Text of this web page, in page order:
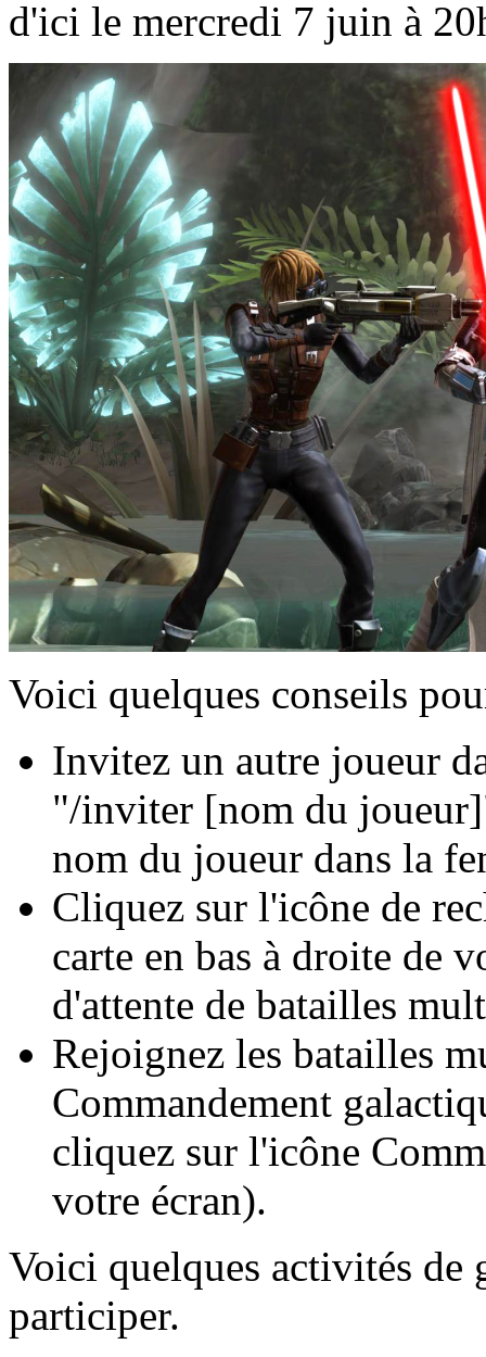
d'ici le mercredi 7 juin à
Voici quelques conseils
Invitez un autre joueur
"/inviter [nom du
nom du joueur dans la
Cliquez sur l'icône de
carte en bas à droite de
d'attente de batailles
Rejoignez les batailles
Commandement
cliquez sur l'icône
votre écran).
Voici quelques activités de
participer.